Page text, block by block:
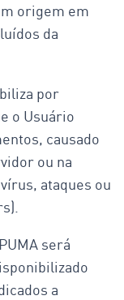
origem em
da
por
o Usuário
causado
ou na
ataques ou
será
a